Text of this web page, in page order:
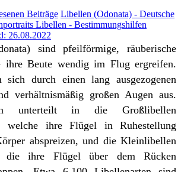
Libellen (Odonata) - Deutsche
Libellen - Bestimmungshilfen
26.08.2022
sind pfeilförmige, räuberische
ihre Beute wendig im Flug ergreifen.
sich durch einen lang ausgezogenen
verhältnismäßig großen Augen aus.
unterteilt in die Großlibellen
welche ihre Flügel in Ruhestellung
abspreizen, und die Kleinlibellen
die ihre Flügel über dem Rücken